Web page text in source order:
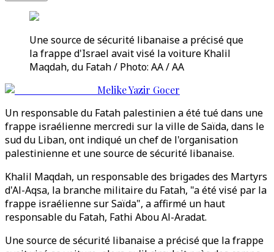
Une source de sécurité libanaise a précisé que
la frappe d'Israel avait visé la voiture Khalil
Maqdah, du Fatah / Photo: AA / AA
Melike Yazir Gocer
Un responsable du Fatah palestinien a été tué dans une
frappe israélienne mercredi sur la ville de Saïda, dans le
sud du Liban, ont indiqué un chef de l'organisation
palestinienne et une source de sécurité libanaise.
Khalil Maqdah, un responsable des brigades des Martyrs
d'Al-Aqsa, la branche militaire du Fatah, "a été visé par la
frappe israélienne sur Saïda", a affirmé un haut
responsable du Fatah, Fathi Abou Al-Aradat.
Une source de sécurité libanaise a précisé que la frappe